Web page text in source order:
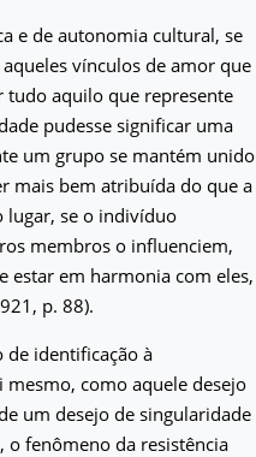
e de autonomia cultural, se
vínculos de amor que
tudo aquilo que represente
pudesse significar uma
um grupo se mantém unido
mais bem atribuída do que a
lugar, se o indivíduo
membros o influenciem,
estar em harmonia com eles,
p. 88).
identificação à
como aquele desejo
um desejo de singularidade
o fenômeno da resistência